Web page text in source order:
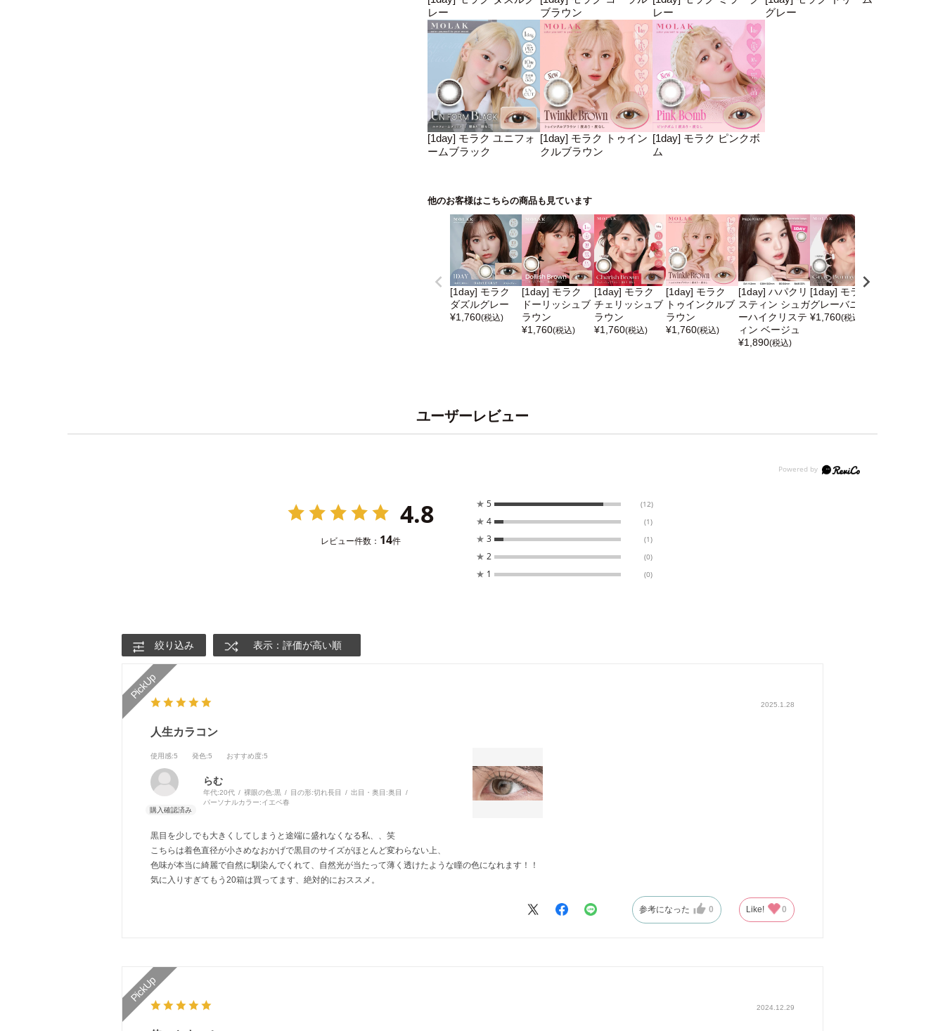
レー
ブラウン
レー
グレー
[1day] モラク ユニフォ
ームブラック
[1day] モラク トゥイン
クルブラウン
[1day] モラク ピンクボ
ム
他のお客様はこちらの商品も見ています
[1day] モラク
ダズルグレー
¥1,760(税込)
[1day] モラク
ドーリッシュブ
ラウン
¥1,760(税込)
[1day] モラク
チェリッシュブ
ラウン
¥1,760(税込)
[1day] モラク
トゥインクルブ
ラウン
¥1,760(税込)
[1day] ハパクリ
スティン シュガ
ーハイクリステ
ィン ベージュ
¥1,890(税込)
[1day] モラク
グレーバニー
¥1,760(税込)
ユーザーレビュー
4.8
レビュー件数： 14件
★ 5 (12)
★ 4 (1)
★ 3 (1)
★ 2 (0)
★ 1 (0)
絞り込み 表示：評価が高い順
2025.1.28
人生カラコン
使用感:5 発色:5 おすすめ度:5
らむ
年代:20代 裸眼の色:黒 目の形:切れ長目 出目・奥目:奥目
パーソナルカラー:イエベ春
黒目を少しでも大きくしてしまうと途端に盛れなくなる私、、笑
こちらは着色直径が小さめなおかげで黒目のサイズがほとんど変わらない上、
色味が本当に綺麗で自然に馴染んでくれて、自然光が当たって薄く透けたような瞳の色になれます！！
気に入りすぎてもう20箱は買ってます、絶対的におススメ。
参考になった 0 Like! 0
2024.12.29